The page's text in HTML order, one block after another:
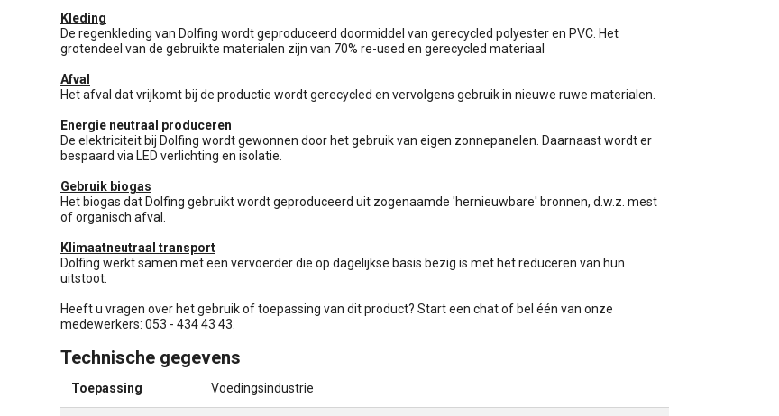
Kleding
De regenkleding van Dolfing wordt geproduceerd doormiddel van gerecycled polyester en PVC. Het
grotendeel van de gebruikte materialen zijn van 70% re-used en gerecycled materiaal
Afval
Het afval dat vrijkomt bij de productie wordt gerecycled en vervolgens gebruik in nieuwe ruwe materialen.
Energie neutraal produceren
De elektriciteit bij Dolfing wordt gewonnen door het gebruik van eigen zonnepanelen. Daarnaast wordt er
bespaard via LED verlichting en isolatie.
Gebruik biogas
Het biogas dat Dolfing gebruikt wordt geproduceerd uit zogenaamde 'hernieuwbare' bronnen, d.w.z. mest
of organisch afval.
Klimaatneutraal transport
Dolfing werkt samen met een vervoerder die op dagelijkse basis bezig is met het reduceren van hun
uitstoot.
Heeft u vragen over het gebruik of toepassing van dit product? Start een chat of bel één van onze
medewerkers: 053 - 434 43 43.
Technische gegevens
Toepassing Voedingsindustrie